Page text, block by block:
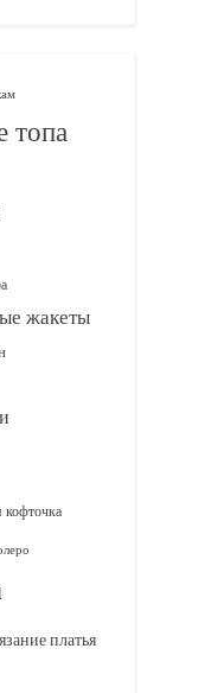
топа
жакеты
кофточка
платья